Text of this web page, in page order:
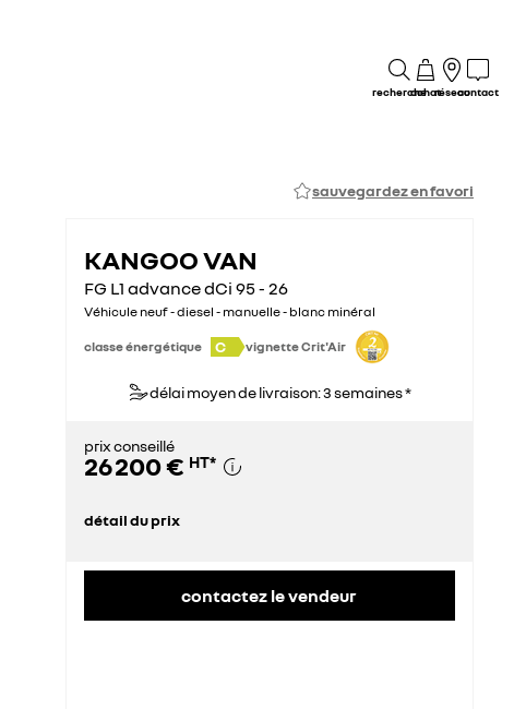
rechercheachatréseaucontact
sauvegardez en favori
KANGOO VAN
FG L1 advance dCi 95 - 26
Véhicule neuf - diesel - manuelle - blanc minéral
classe énergétique C vignette Crit'Air
délai moyen de livraison: 3 semaines *
prix conseillé
26 200 € HT*
détail du prix
contactez le vendeur